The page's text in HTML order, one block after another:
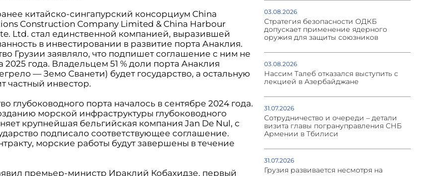
китайско-сингапурский консорциум China
Construction Company Limited & China Harbour
Ltd. стал единственной компанией, выразившей
в инвестировании в развитие порта Анаклия.
Грузии заявляло, что подпишет соглашение с ним не
2025 года. Владельцем 51 % доли порта Анаклия
— Земо Сванети) будет государство, а остальную
частный инвестор.
глубоководного порта началось в сентябре 2024 года.
морской инфраструктуры глубоководного
крупнейшая бельгийская компания Jan De Nul, с
подписало соответствующее соглашение.
морские работы будут завершены в течение
премьер-министр Ираклий Кобахидзе, первый
03.08.2026
Стратегия безопасности ОДКБ
допускает применение ядерного
оружия для защиты союзников
03.08.2026
Нассим Талеб отказался выступить с
лекцией в Азербайджане
31.07.2026
Сотрудничество и очереди – детали
визита главы погрануправления СНБ
Армении в Тбилиси
31.07.2026
Грузия развивается несмотря на